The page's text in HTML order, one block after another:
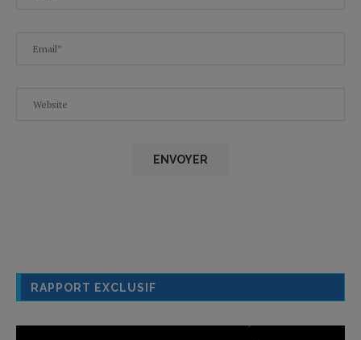
RAPPORT EXCLUSIF